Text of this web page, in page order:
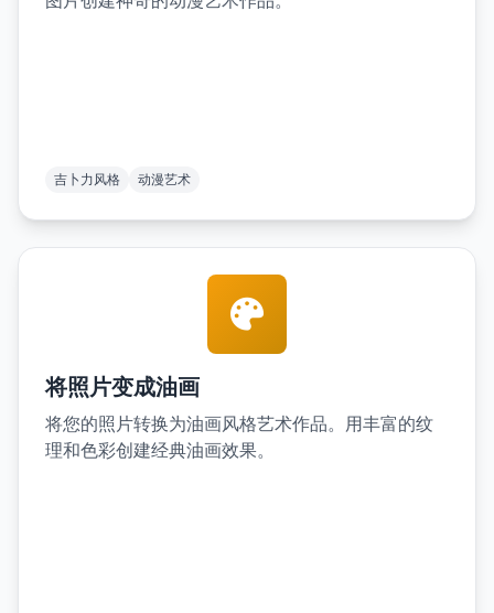
吉卜力风格 动漫艺术
将照片变成油画
将您的照片转换为油画风格艺术作品。用丰富的纹
理和色彩创建经典油画效果。